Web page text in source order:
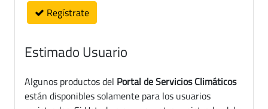
Regístrate
Estimado Usuario
Algunos productos del Portal de Servicios Climáticos
están disponibles solamente para los usuarios